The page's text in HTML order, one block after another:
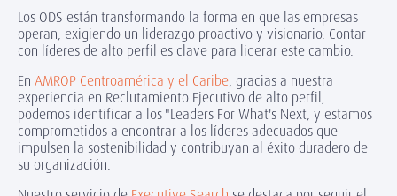
Los ODS están transformando la forma en que las empresas
operan, exigiendo un liderazgo proactivo y visionario. Contar
con líderes de alto perfil es clave para liderar este cambio.
En AMROP Centroamérica y el Caribe, gracias a nuestra
experiencia en Reclutamiento Ejecutivo de alto perfil,
podemos identificar a los "Leaders For What's Next, y estamos
comprometidos a encontrar a los líderes adecuados que
impulsen la sostenibilidad y contribuyan al éxito duradero de
su organización.